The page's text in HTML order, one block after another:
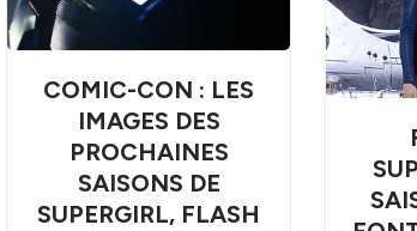
COMIC-CON : LES
IMAGES DES
PROCHAINES
SAISONS DE
SUPERGIRL, FLASH